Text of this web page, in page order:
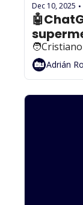
Dec 10, 2025 •
Adrián